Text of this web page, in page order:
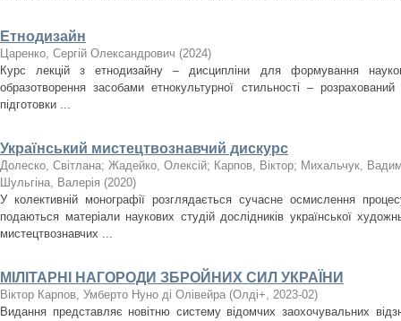
Етнодизайн
Царенко, Сергій Олександрович (2024)
Курс лекцій з етнодизайну – дисципліни для формування
образотворення засобами етнокультурної стильності – розрахований
підготовки ...
Український мистецтвознавчий дискурс
Долеско, Світлана; Жадейко, Олексій; Карпов, Віктор; Михальчук,
Шульгіна, Валерія (2020)
У колективній монографії розглядається сучасне осмислення
подаються матеріали наукових студій дослідників української
мистецтвознавчих ...
МІЛІТАРНІ НАГОРОДИ ЗБРОЙНИХ СИЛ УКРАЇНИ
Віктор Карпов, Умберто Нуно ді Олівейра (Олді+, 2023-02)
Видання представляє новітню систему відомчих заохочувальних